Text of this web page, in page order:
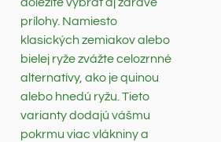
dôležité vybrať aj zdravé
prílohy. Namiesto
klasických zemiakov alebo
bielej ryže zvážte celozrnné
alternatívy, ako je quinou
alebo hnedú ryžu. Tieto
varianty dodajú vášmu
pokrmu viac vlákniny a